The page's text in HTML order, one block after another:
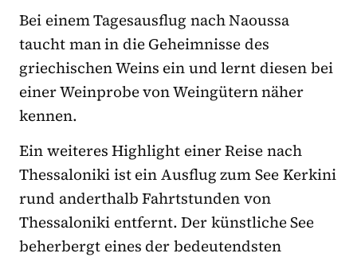
Bei einem Tagesausflug nach Naoussa
taucht man in die Geheimnisse des
griechischen Weins ein und lernt diesen bei
einer Weinprobe von Weingütern näher
kennen.
Ein weiteres Highlight einer Reise nach
Thessaloniki ist ein Ausflug zum See Kerkini
rund anderthalb Fahrtstunden von
Thessaloniki entfernt. Der künstliche See
beherbergt eines der bedeutendsten